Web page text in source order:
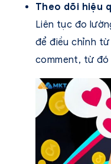
Theo dõi hiệu
Liên tục đo
để điều chỉnh
comment, từ đó